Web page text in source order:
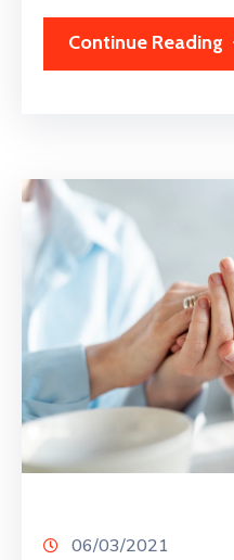
Continue Reading
06/03/2021